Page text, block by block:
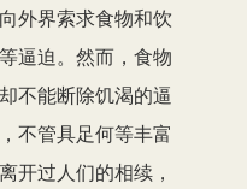
外界索求食物和饮
逼迫。然而，食物
不能断除饥渴的逼
不管具足何等丰富
开过人们的相续，